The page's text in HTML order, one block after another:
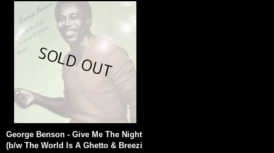
George Benson ‎- Give Me The Night
(b/w The World Is A Ghetto & Breezi